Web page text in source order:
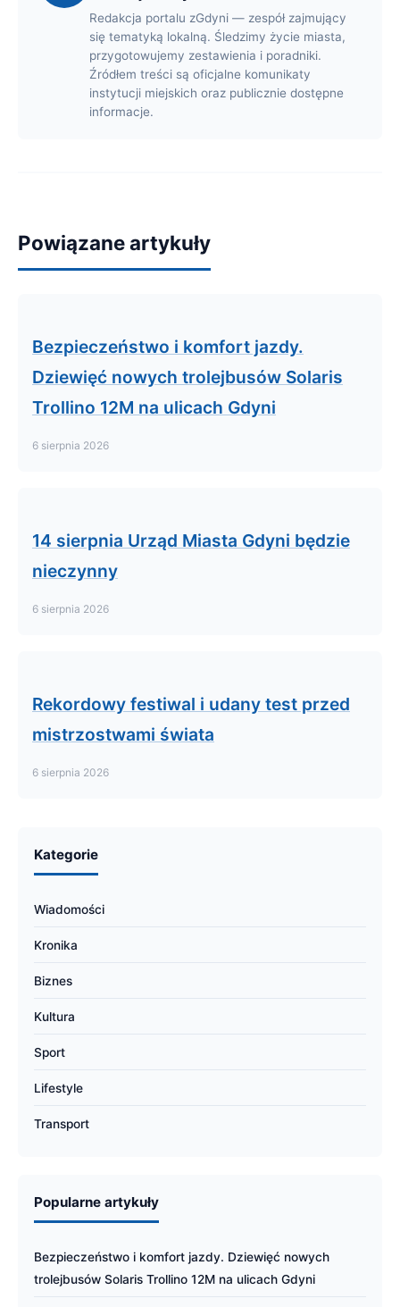
Redakcja portalu zGdyni — zespół zajmujący
się tematyką lokalną. Śledzimy życie miasta,
przygotowujemy zestawienia i poradniki.
Źródłem treści są oficjalne komunikaty
instytucji miejskich oraz publicznie dostępne
informacje.
Powiązane artykuły
Bezpieczeństwo i komfort jazdy.
Dziewięć nowych trolejbusów Solaris
Trollino 12M na ulicach Gdyni
6 sierpnia 2026
14 sierpnia Urząd Miasta Gdyni będzie
nieczynny
6 sierpnia 2026
Rekordowy festiwal i udany test przed
mistrzostwami świata
6 sierpnia 2026
Kategorie
Wiadomości
Kronika
Biznes
Kultura
Sport
Lifestyle
Transport
Popularne artykuły
Bezpieczeństwo i komfort jazdy. Dziewięć nowych
trolejbusów Solaris Trollino 12M na ulicach Gdyni